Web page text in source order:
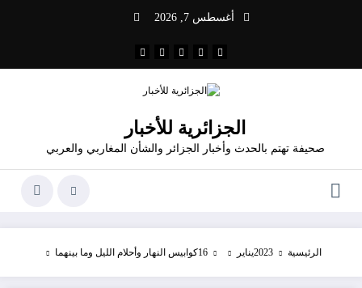
أغسطس 7, 2026
الجزائرية للأخبار
صحيفة تهتم بالحدث وأخبار الجزائر والشأن المغاربي والعربي
الرئيسية 2023يناير 16كوابيس النهار وأحلام الليل وما بينهما